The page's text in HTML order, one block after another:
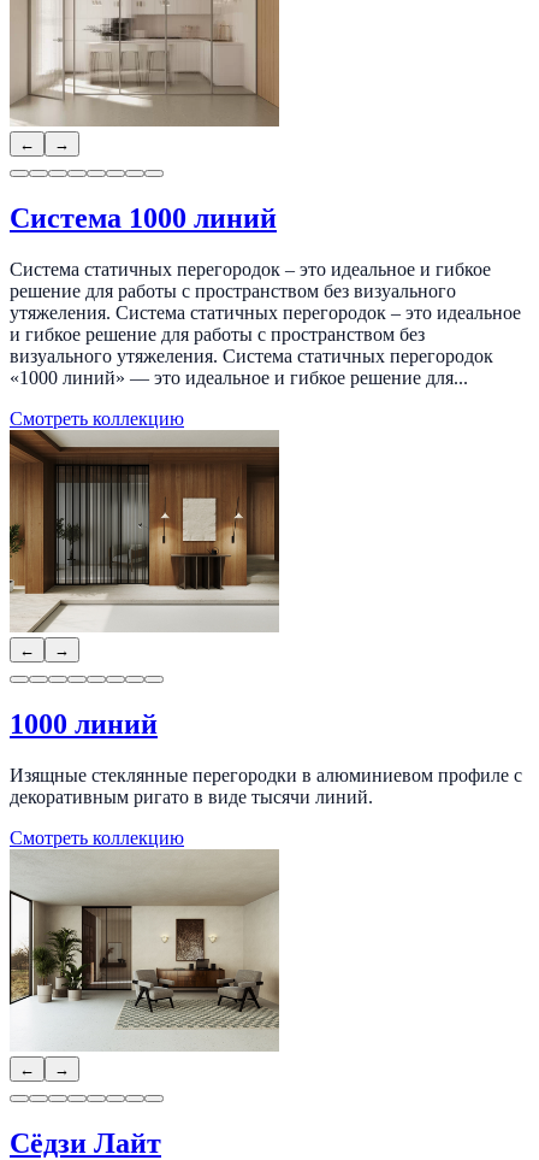
← →
Система 1000 линий
Система статичных перегородок – это идеальное и гибкое
решение для работы с пространством без визуального
утяжеления. Система статичных перегородок – это идеальное
и гибкое решение для работы с пространством без
визуального утяжеления. Система статичных перегородок
«1000 линий» — это идеальное и гибкое решение для...
Смотреть коллекцию
← →
1000 линий
Изящные стеклянные перегородки в алюминиевом профиле с
декоративным ригато в виде тысячи линий.
Смотреть коллекцию
← →
Сёдзи Лайт